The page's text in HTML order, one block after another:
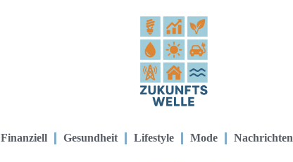
Finanziell Gesundheit Lifestyle Mode Nachrichten